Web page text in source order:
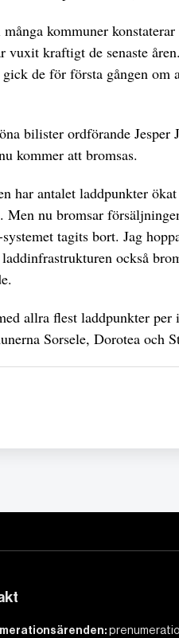
kommuner
vuxit kraftigt de senaste
de för första gången om
bilister ordförande Jesper
kommer att bromsas.
har antalet laddpunkter
Men nu bromsar
tagits bort. Jag
också
allra flest laddpunkter per
Sorsele, Dorotea och